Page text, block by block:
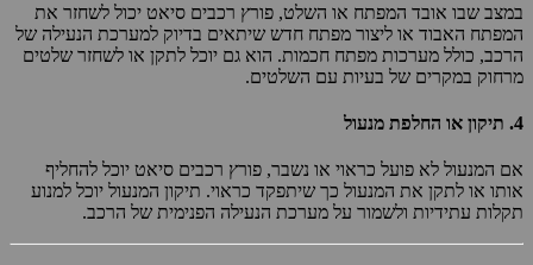
במצב שבו אובד המפתח או השלט, פורץ רכבים סיאט יכול לשחזר את
המפתח האבוד או ליצור מפתח חדש שיתאים בדיוק למערכת הנעילה של
הרכב, כולל מערכות מפתח חכמות. הוא גם יוכל לתקן או לשחזר שלטים
מרחוק במקרים של בעיות עם השלטים.
4. תיקון או החלפת מנעול
אם המנעול לא פועל כראוי או נשבר, פורץ רכבים סיאט יוכל להחליף
אותו או לתקן את המנעול כך שיתפקד כראוי. תיקון המנעול יוכל למנוע
תקלות עתידיות ולשמור על מערכת הנעילה הפנימית של הרכב.